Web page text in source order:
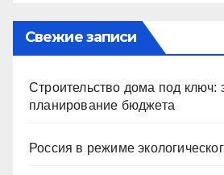
Свежие записи
Строительство дома под ключ:
планирование бюджета
Россия в режиме